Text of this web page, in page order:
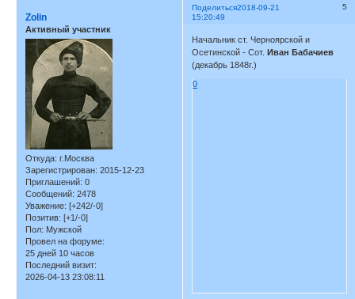
Поделиться 5
2018-09-21
15:20:49
Zolin
Активный участник
Откуда: г.Москва
Зарегистрирован: 2015-12-23
Приглашений: 0
Сообщений: 2478
Уважение: [+242/-0]
Позитив: [+1/-0]
Пол: Мужской
Провел на форуме:
25 дней 10 часов
Последний визит:
2026-04-13 23:08:11
Начальник ст. Черноярской и
Осетинской - Сот.Иван Бабачиев
(декабрь 1848г.)
0